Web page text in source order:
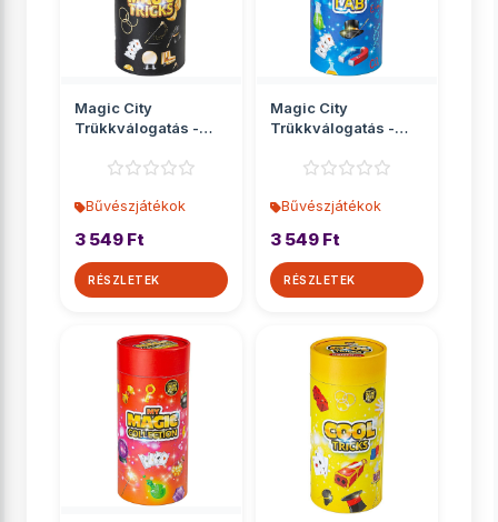
Magic City
Trükkválogatás -
Bűvészjátékok
3 549 Ft
RÉSZLETEK
Magic City
Trükkválogatás -
Bűvészjátékok
3 549 Ft
RÉSZLETEK